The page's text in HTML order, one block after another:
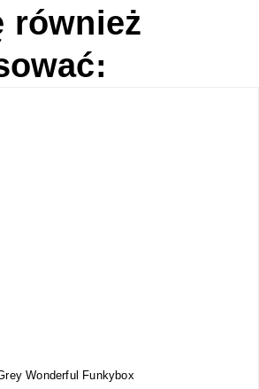
również
Wonderful Funkybox